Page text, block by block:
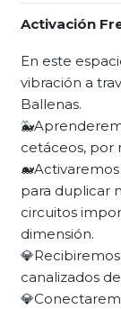
Activación
En este
vibración a
Ballenas.
cetáceos, por
para duplicar
circuitos
dimensión.
canalizados